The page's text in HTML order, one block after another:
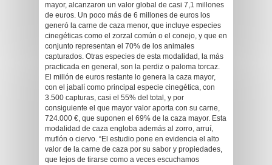
mayor, alcanzaron un valor global de casi 7,1 millones
de euros. Un poco más de 6 millones de euros los
generó la carne de caza menor, que incluye especies
cinegéticas como el zorzal común o el conejo, y que en
conjunto representan el 70% de los animales
capturados. Otras especies de esta modalidad, la más
practicada en general, son la perdiz o paloma torcaz.
El millón de euros restante lo genera la caza mayor,
con el jabalí como principal especie cinegética, con
3.500 capturas, casi el 55% del total, y por
consiguiente el que mayor valor aporta con su carne,
724.000 €, que suponen el 69% de la caza mayor. Esta
modalidad de caza engloba además al zorro, arruí,
muflón o ciervo. “El estudio pone en evidencia el alto
valor de la carne de caza por su sabor y propiedades,
que lejos de tirarse como a veces escuchamos